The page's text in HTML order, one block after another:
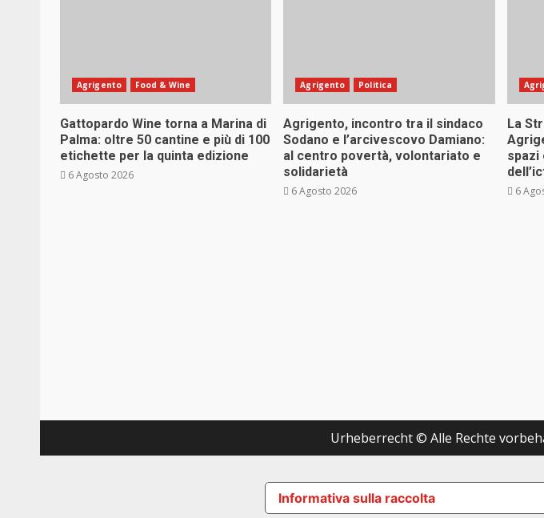
Agrigento Food & Wine
Gattopardo Wine torna a Marina di
Palma: oltre 50 cantine e più di 100
etichette per la quinta edizione
6 Agosto 2026
Agrigento Politica
Agrigento, incontro tra il sindaco
Sodano e l’arcivescovo Damiano:
al centro povertà, volontariato e
solidarietà
6 Agosto 2026
La
spazi
6
Urheberrecht © Alle Rechte
Informativa sulla raccolta